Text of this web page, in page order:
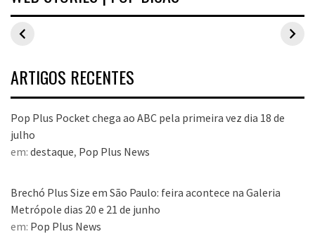
looks plus size
para o carnaval
looks plus size
As peças que
fizeram
ARTIGOS RECENTES
Pop Plus Pocket chega ao ABC pela primeira vez dia 18 de
julho
em: destaque, Pop Plus News
Brechó Plus Size em São Paulo: feira acontece na Galeria
Metrópole dias 20 e 21 de junho
em: Pop Plus News